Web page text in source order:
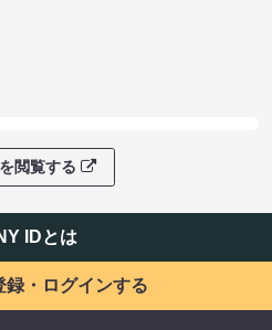
閲覧する
IDとは
録・ログインする